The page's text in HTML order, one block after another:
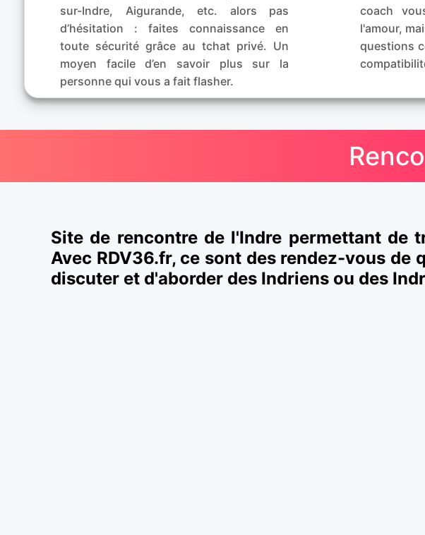
sur-Indre, Aigurande, etc. alors pas
d’hésitation : faites connaissance en
toute sécurité grâce au tchat privé. Un
moyen facile d’en savoir plus sur la
personne qui vous a fait flasher.
coach
l'amour,
questions
Site de rencontre de l'Indre permettant de
Avec RDV36.fr, ce sont des rendez-vous
discuter et d'aborder des Indriens ou des